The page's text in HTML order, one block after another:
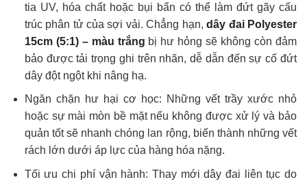
tia UV, hóa chất hoặc bụi bẩn có thể làm đứt gãy cấu
trúc phân tử của sợi vải. Chẳng hạn,dây đai Polyester
15cm (5:1) – màu trắng bị hư hỏng sẽ không còn đảm
bảo được tải trọng ghi trên nhãn, dễ dẫn đến sự cố đứt
dây đột ngột khi nâng hạ.
Ngăn chặn hư hại cơ học: Những vết trầy xước nhỏ
hoặc sự mài mòn bề mặt nếu không được xử lý và bảo
quản tốt sẽ nhanh chóng lan rộng, biến thành những vết
rách lớn dưới áp lực của hàng hóa nặng.
Tối ưu chi phí vận hành: Thay mới dây đai liên tục do